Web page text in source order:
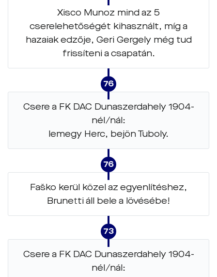
Xisco Munoz mind az 5
cserelehetőségét kihasznált, míg a
hazaiak edzője, Geri Gergely még tud
frissíteni a csapatán.
76
Csere a FK DAC Dunaszerdahely 1904-
nél/nál:
lemegy Herc, bejön Tuboly.
76
Faško kerül közel az egyenlítéshez,
Brunetti áll bele a lövésébe!
73
Csere a FK DAC Dunaszerdahely 1904-
nél/nál: